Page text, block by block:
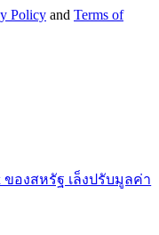
Policy and Terms of
ของสหรัฐ เล็งปรับมูลค่า